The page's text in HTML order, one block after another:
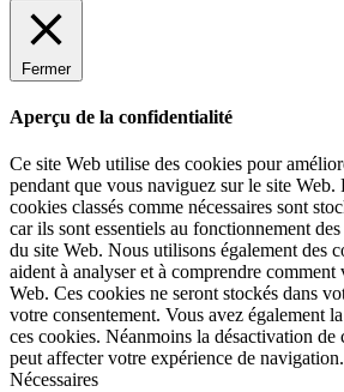
Fermer
Aperçu de la confidentialité
Ce site Web utilise des cookies pour
pendant que vous naviguez sur le site Web.
cookies classés comme nécessaires sont
car ils sont essentiels au fonctionnement
du site Web. Nous utilisons également des
aident à analyser et à comprendre comment
Web. Ces cookies ne seront stockés dans
votre consentement. Vous avez également
ces cookies. Néanmoins la désactivation de
peut affecter votre expérience de navigation.
Nécessaires